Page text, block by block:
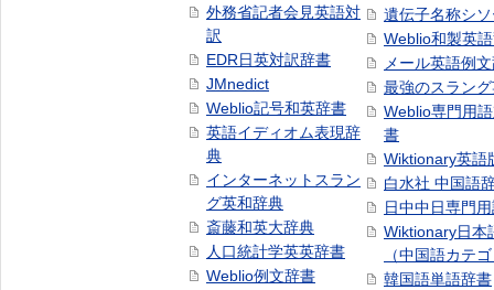
外務省記者会見英語対
訳
EDR日英対訳辞書
JMnedict
Weblio記号和英辞書
英語イディオム表現辞
典
インターネットスラン
グ英和辞典
斎藤和英大辞典
人口統計学英英辞書
Weblio例文辞書
遺伝子名称シ
Weblio和製英
メール英語例
最強のスラン
Weblio専門用
書
Wiktionary英語
白水社 中国語
日中中日専門
Wiktionary日本
（中国語カテ
韓国語単語辞書